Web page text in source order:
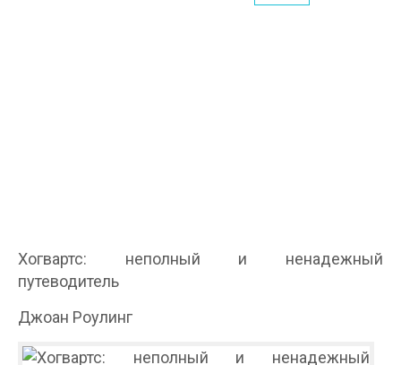
Хогвартс: неполный и ненадежный
путеводитель
Джоан Роулинг